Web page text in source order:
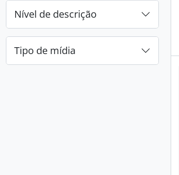
Nível de descrição
Tipo de mídia